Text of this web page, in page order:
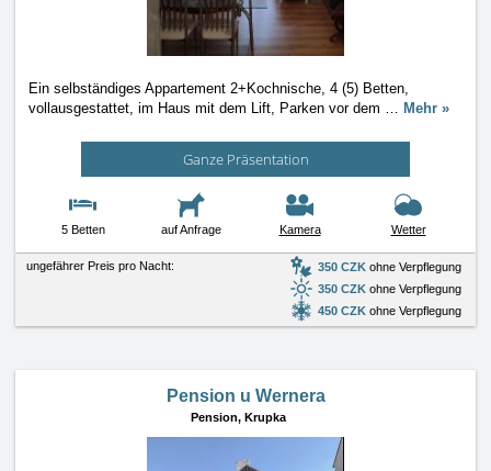
Ein selbständiges Appartement 2+Kochnische, 4 (5) Betten,
vollausgestattet, im Haus mit dem Lift, Parken vor dem … Mehr »
Ganze Präsentation
5 Betten auf Anfrage Kamera Wetter
ungefährer Preis pro Nacht: 350 CZK ohne Verpflegung
350 CZK ohne Verpflegung
450 CZK ohne Verpflegung
Pension u Wernera
Pension, Krupka